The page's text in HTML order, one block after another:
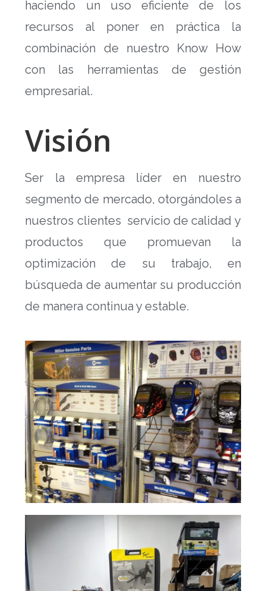
haciendo un uso eficiente de los
recursos al poner en práctica la
combinación de nuestro Know How
con las herramientas de gestión
empresarial.
Visión
Ser la empresa líder en nuestro
segmento de mercado, otorgándoles a
nuestros clientes servicio de calidad y
productos que promuevan la
optimización de su trabajo, en
búsqueda de aumentar su producción
de manera continua y estable.